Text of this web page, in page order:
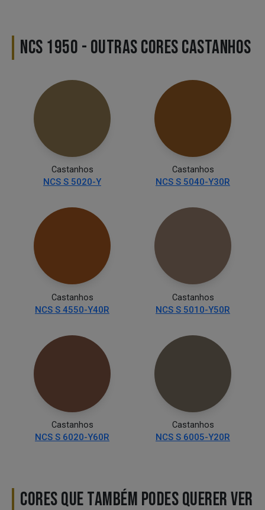
NCS 1950 - OUTRAS CORES CASTANHOS
Castanhos
NCS S 5020-Y
Castanhos
NCS S 5040-Y30R
Castanhos
NCS S 4550-Y40R
Castanhos
NCS S 5010-Y50R
Castanhos
NCS S 6020-Y60R
Castanhos
NCS S 6005-Y20R
CORES QUE TAMBÉM PODES QUERER VER